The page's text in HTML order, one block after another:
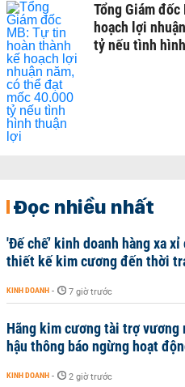
Tổng Giám
hoạch lợi
tỷ nếu tình
Đọc nhiều nhất
'Đế chế’ kinh doanh hàng xa
thiết kế kim cương đến thời
KINH DOANH - 7 giờ trước
Hãng kim cương tài trợ vương
hậu thông báo ngừng hoạt
KINH DOANH - 2 giờ trước